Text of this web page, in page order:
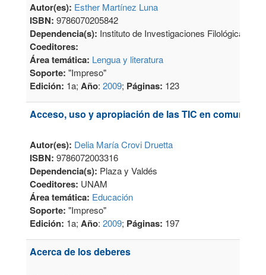
Autor(es): Esther Martínez Luna
ISBN:9786070205842
Dependencia(s): Instituto de Investigaciones Filológicas,
Coeditores:
Área temática: Lengua y literatura
Soporte: "Impreso"
Edición: 1a;Año:2009; Páginas: 123
Acceso, uso y apropiación de las TIC en
Autor(es): Delia María Crovi Druetta
ISBN:9786072003316
Dependencia(s): Plaza y Valdés
Coeditores: UNAM
Área temática: Educación
Soporte: "Impreso"
Edición: 1a;Año:2009; Páginas: 197
Acerca de los deberes